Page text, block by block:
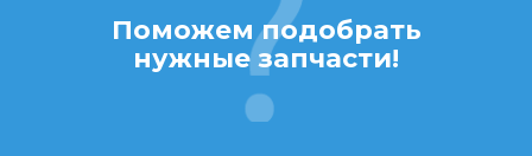
Поможем подобрать
нужные запчасти!